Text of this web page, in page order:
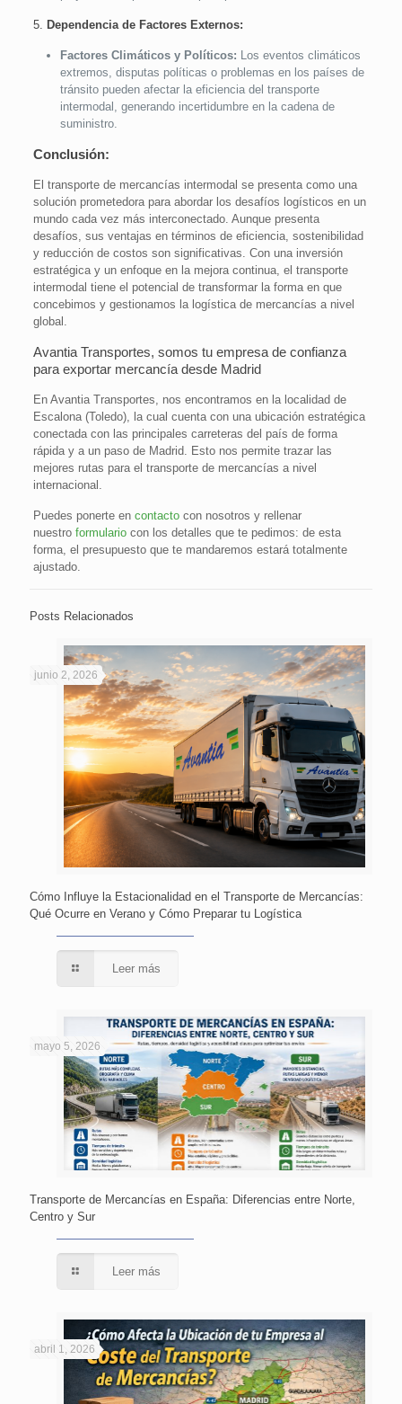
5. Dependencia de Factores Externos:
Factores Climáticos y Políticos: Los eventos climáticos
extremos, disputas políticas o problemas en los países de
tránsito pueden afectar la eficiencia del transporte
intermodal, generando incertidumbre en la cadena de
suministro.
Conclusión:
El transporte de mercancías intermodal se presenta como una
solución prometedora para abordar los desafíos logísticos en un
mundo cada vez más interconectado. Aunque presenta
desafíos, sus ventajas en términos de eficiencia, sostenibilidad
y reducción de costos son significativas. Con una inversión
estratégica y un enfoque en la mejora continua, el transporte
intermodal tiene el potencial de transformar la forma en que
concebimos y gestionamos la logística de mercancías a nivel
global.
Avantia Transportes, somos tu empresa de confianza
para exportar mercancía desde Madrid
En Avantia Transportes, nos encontramos en la localidad de
Escalona (Toledo), la cual cuenta con una ubicación estratégica
conectada con las principales carreteras del país de forma
rápida y a un paso de Madrid. Esto nos permite trazar las
mejores rutas para el transporte de mercancías a nivel
internacional.
Puedes ponerte en contactocon nosotros y rellenar
nuestro formulariocon los detalles que te pedimos: de esta
forma, el presupuesto que te mandaremos estará totalmente
ajustado.
Posts Relacionados
junio 2, 2026
Cómo Influye la Estacionalidad en el Transporte de Mercancías:
Qué Ocurre en Verano y Cómo Preparar tu Logística
Leer más
mayo 5, 2026
Transporte de Mercancías en España: Diferencias entre Norte,
Centro y Sur
Leer más
abril 1, 2026